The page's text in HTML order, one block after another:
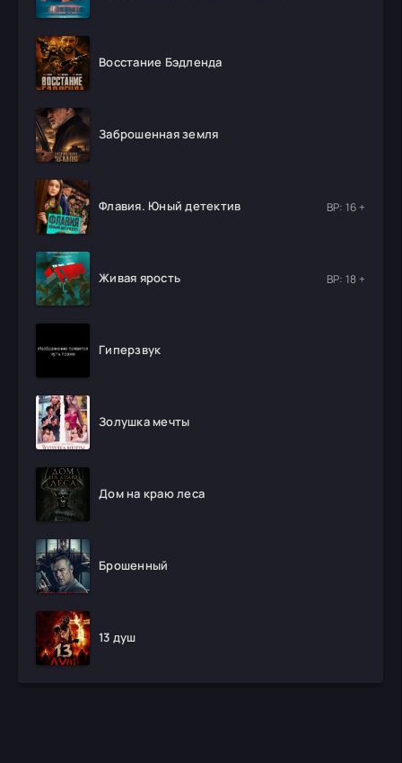
Восстание Бэдленда
Заброшенная земля
Флавия. Юный детектив ВР: 16 +
Живая ярость ВР: 18 +
Гиперзвук
Золушка мечты
Дом на краю леса
Брошенный
13 душ